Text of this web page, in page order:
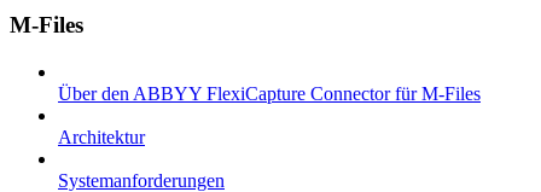
M-Files
Über den ABBYY FlexiCapture Connector für M-Files
Architektur
Systemanforderungen